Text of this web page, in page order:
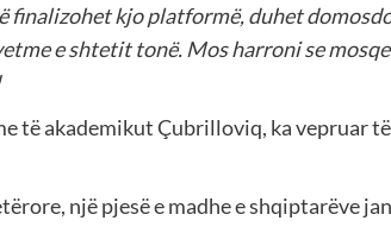
finalizohet kjo platformë, duhet
e shtetit tonë. Mos harroni se
të akademikut Çubrilloviq, ka vepruar
një pjesë e madhe e shqiptarëve